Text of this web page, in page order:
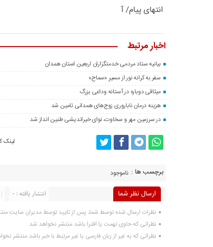
انتهای پیام/ آ
اخبار مرتبط
بیانیه ستاد مردمی خدمتگزاران اربعین استان همدان
سفر به کرانه‌ نور از مسیرِ «سماح»
میثاقی دوباره در آستانه‌ وداعی بزرگ
هزینه درمان ناباروری زوج‌های همدانی تامین شد
در سرزمین مهر و سخاوت، نوای خیراندیشی طنین انداز شد
لینک
برچسب ها : ناموجود
ارسال نظر شما انتشار یافته : 0
نظرات ارسال شده توسط شما، پس از تایید توسط مدیران سایت
نظراتی که حاوی تهمت یا افترا باشد منتشر نخواهد شد.
نظراتی که به غیر از زبان فارسی یا غیر مرتبط با خبر باشد منتشر